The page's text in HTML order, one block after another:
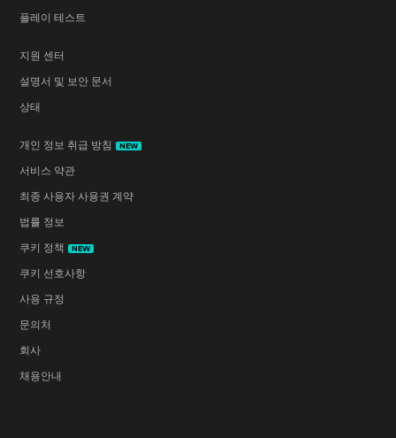
플레이 테스트
지원 센터
설명서 및 보안 문서
상태
개인 정보 취급 방침 NEW
서비스 약관
최종 사용자 사용권 계약
법률 정보
쿠키 정책
NEW
쿠키 선호사항
사용 규정
문의처
회사
채용안내